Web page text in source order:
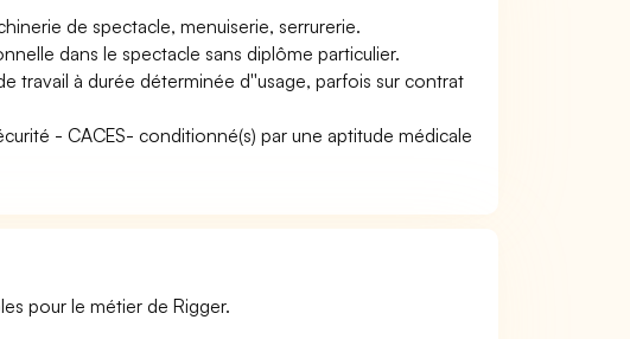
de spectacle, menuiserie, serrurerie.
dans le spectacle sans diplôme particulier.
travail à durée déterminée d''usage, parfois sur contrat
- CACES- conditionné(s) par une aptitude médicale
pour le métier de Rigger.